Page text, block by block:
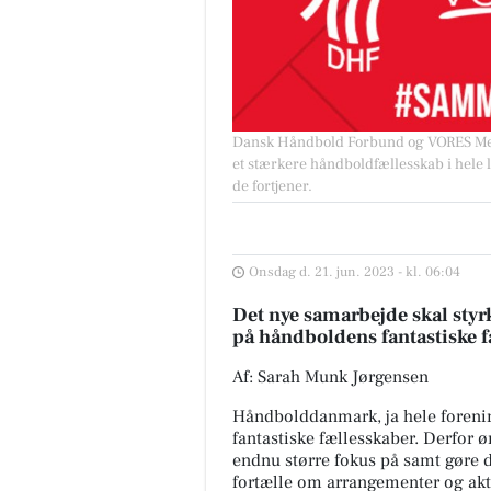
Dansk Håndbold Forbund og VORES
et stærkere håndboldfællesskab i hele
de fortjener.
Onsdag d. 21. jun. 2023 - kl. 06:04
Det nye samarbejde skal
på håndboldens fantastiske
Af: Sarah Munk Jørgensen
Håndbolddanmark, ja hele
fantastiske fællesskaber. Derfor
endnu større fokus på samt
fortælle om arrangementer og